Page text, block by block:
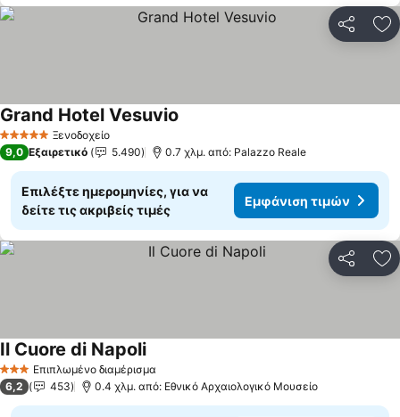
5 Αστέρια Ξενοδοχείο
Grand Hotel Vesuvio
9,0 Εξαιρετικό 5.490 0.7 χλμ. από: Palazzo Reale
Επιλέξτε ημερομηνίες, για να
δείτε τις ακριβείς τιμές
Εμφάνιση τιμών
3 ΑστέριαΕπιπλωμένο διαμέρισμα
Il Cuore di NapoliΕμφάνιση τιμών
6,2 453 0.4 χλμ. από: Εθνικό Αρχαιολογικό Μουσείο